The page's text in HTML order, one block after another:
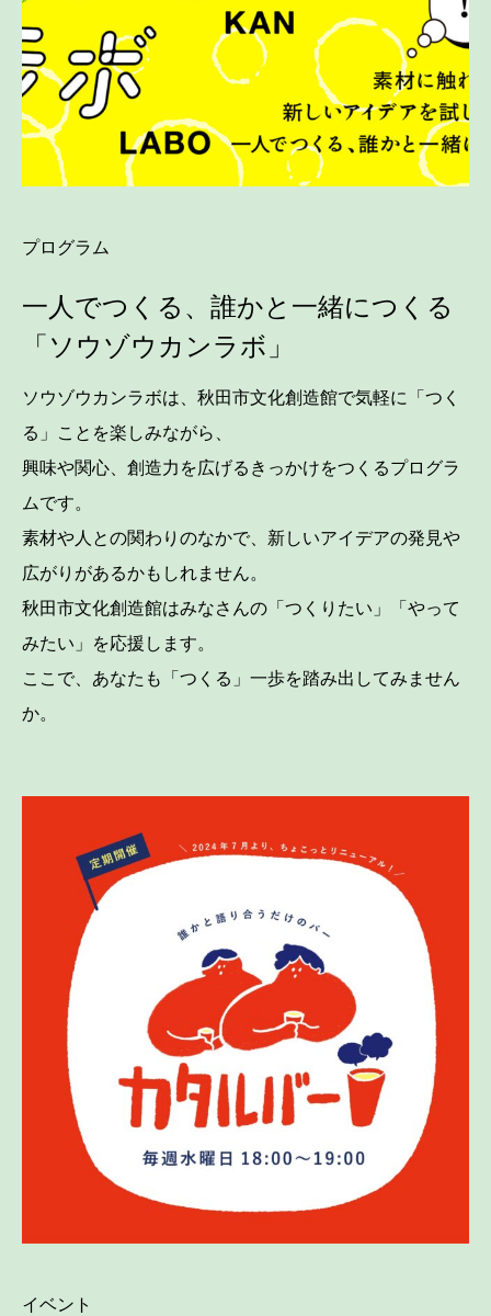
プログラム
一人でつくる、誰かと一緒につくる
「ソウゾウカンラボ」
ソウゾウカンラボは、秋田市文化創造館で気軽に「つく
る」ことを楽しみながら、
興味や関心、創造力を広げるきっかけをつくるプログラ
ムです。
素材や人との関わりのなかで、新しいアイデアの発見や
広がりがあるかもしれません。
秋田市文化創造館はみなさんの「つくりたい」「やって
みたい」を応援します。
ここで、あなたも「つくる」一歩を踏み出してみません
か。
イベント